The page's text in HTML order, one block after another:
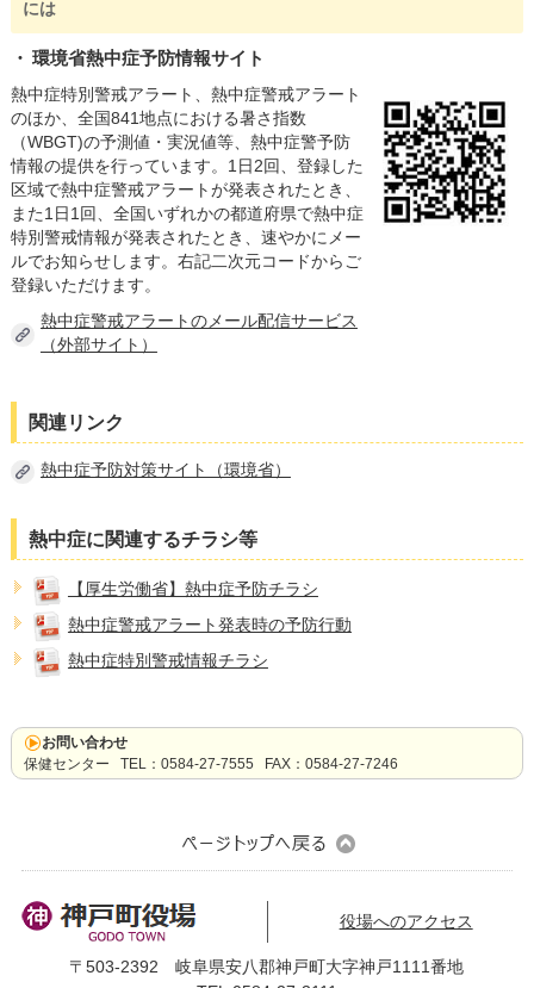
には
環境省熱中症予防情報サイト
熱中症特別警戒アラート、熱中症警戒アラート
のほか、全国841地点における暑さ指数
（WBGT)の予測値・実況値等、熱中症警予防
情報の提供を行っています。1日2回、登録した
区域で熱中症警戒アラートが発表されたとき、
また1日1回、全国いずれかの都道府県で熱中症
特別警戒情報が発表されたとき、速やかにメー
ルでお知らせします。右記二次元コードからご
登録いただけます。
熱中症警戒アラートのメール配信サービス
（外部サイト）
関連リンク
熱中症予防対策サイト（環境省）
熱中症に関連するチラシ等
【厚生労働省】熱中症予防チラシ
熱中症警戒アラート発表時の予防行動
熱中症特別警戒情報チラシ
お問い合わせ
保健センター TEL：0584-27-7555 FAX：0584-27-7246
役場へのアクセス
〒503-2392 岐阜県安八郡神戸町大字神戸1111番地